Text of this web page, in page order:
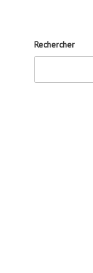
Rechercher